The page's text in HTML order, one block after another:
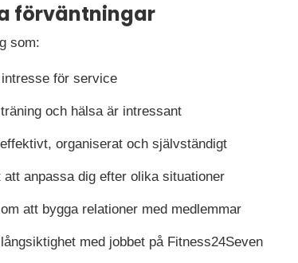
förväntningar
som:
för service
och hälsa är intressant
organiserat och självständigt
att anpassa dig efter olika situationer
att bygga relationer med medlemmar
med jobbet på Fitness24Seven